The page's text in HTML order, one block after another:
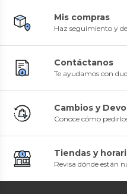
Mis compras
Haz seguimiento y
Contáctanos
Te ayudamos con
Cambios y
Conoce cómo
Tiendas y
Revisa dónde están